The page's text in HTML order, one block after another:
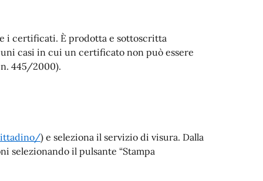
i certificati. È prodotta e sottoscritta
casi in cui un certificato non può essere
445/2000).
) e seleziona il servizio di visura. Dalla
selezionando il pulsante “Stampa